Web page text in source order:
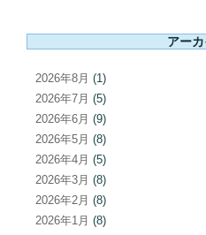
アー
2026年8月 (1)
2026年7月 (5)
2026年6月 (9)
2026年5月 (8)
2026年4月 (5)
2026年3月 (8)
2026年2月 (8)
2026年1月 (8)